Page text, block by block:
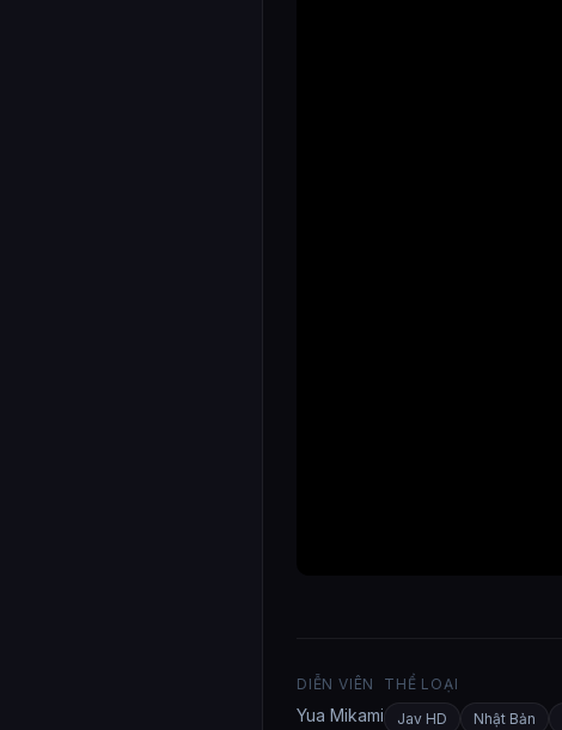
DIỄN VIÊN
Yua Mikami
THỂ LOẠI
Jav HD
Nhật Bản